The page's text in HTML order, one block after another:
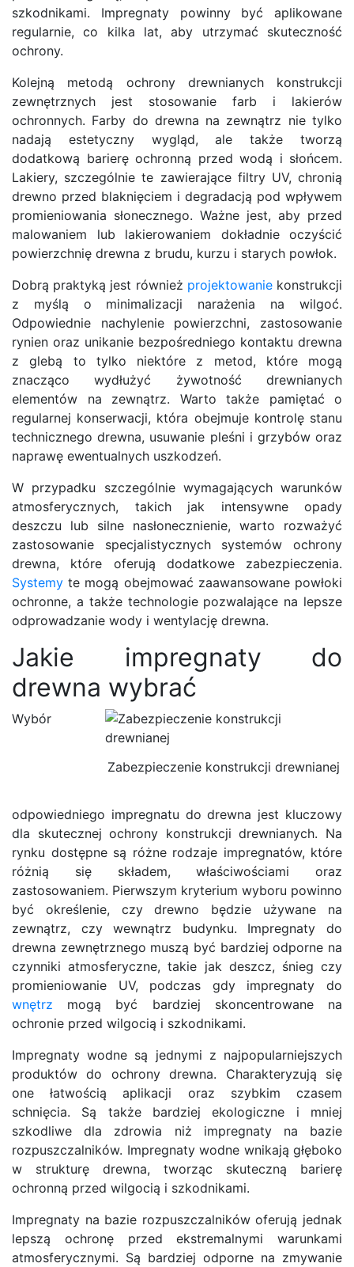
szkodnikami. Impregnaty powinny być aplikowane
regularnie, co kilka lat, aby utrzymać skuteczność
ochrony.
Kolejną metodą ochrony drewnianych konstrukcji
zewnętrznych jest stosowanie farb i lakierów
ochronnych. Farby do drewna na zewnątrz nie tylko
nadają estetyczny wygląd, ale także tworzą
dodatkową barierę ochronną przed wodą i słońcem.
Lakiery, szczególnie te zawierające filtry UV, chronią
drewno przed blaknięciem i degradacją pod wpływem
promieniowania słonecznego. Ważne jest, aby przed
malowaniem lub lakierowaniem dokładnie oczyścić
powierzchnię drewna z brudu, kurzu i starych powłok.
Dobrą praktyką jest również projektowaniekonstrukcji
z myślą o minimalizacji narażenia na wilgoć.
Odpowiednie nachylenie powierzchni, zastosowanie
rynien oraz unikanie bezpośredniego kontaktu drewna
z glebą to tylko niektóre z metod, które mogą
znacząco wydłużyć żywotność drewnianych
elementów na zewnątrz. Warto także pamiętać o
regularnej konserwacji, która obejmuje kontrolę stanu
technicznego drewna, usuwanie pleśni i grzybów oraz
naprawę ewentualnych uszkodzeń.
W przypadku szczególnie wymagających warunków
atmosferycznych, takich jak intensywne opady
deszczu lub silne nasłonecznienie, warto rozważyć
zastosowanie specjalistycznych systemów ochrony
drewna, które oferują dodatkowe zabezpieczenia.
Systemy te mogą obejmować zaawansowane powłoki
ochronne, a także technologie pozwalające na lepsze
odprowadzanie wody i wentylację drewna.
Jakie impregnaty do
drewna wybrać
Zabezpieczenie konstrukcji drewnianej
Wybór
odpowiedniego impregnatu do drewna jest kluczowy
dla skutecznej ochrony konstrukcji drewnianych. Na
rynku dostępne są różne rodzaje impregnatów, które
różnią się składem, właściwościami oraz
zastosowaniem. Pierwszym kryterium wyboru powinno
być określenie, czy drewno będzie używane na
zewnątrz, czy wewnątrz budynku. Impregnaty do
drewna zewnętrznego muszą być bardziej odporne na
czynniki atmosferyczne, takie jak deszcz, śnieg czy
promieniowanie UV, podczas gdy impregnaty do
wnętrz mogą być bardziej skoncentrowane na
ochronie przed wilgocią i szkodnikami.
Impregnaty wodne są jednymi z najpopularniejszych
produktów do ochrony drewna. Charakteryzują się
one łatwością aplikacji oraz szybkim czasem
schnięcia. Są także bardziej ekologiczne i mniej
szkodliwe dla zdrowia niż impregnaty na bazie
rozpuszczalników. Impregnaty wodne wnikają głęboko
w strukturę drewna, tworząc skuteczną barierę
ochronną przed wilgocią i szkodnikami.
Impregnaty na bazie rozpuszczalników oferują jednak
lepszą ochronę przed ekstremalnymi warunkami
atmosferycznymi. Są bardziej odporne na zmywanie